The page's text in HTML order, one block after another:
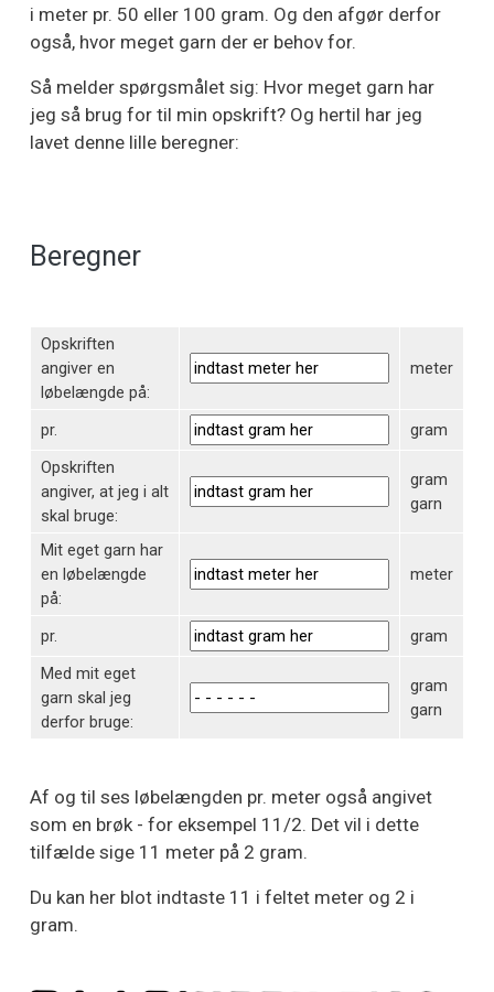
i meter pr. 50 eller 100 gram. Og den afgør derfor
også, hvor meget garn der er behov for.
Så melder spørgsmålet sig: Hvor meget garn har
jeg så brug for til min opskrift? Og hertil har jeg
lavet denne lille beregner:
Beregner
Opskriften
angiver en
løbelængde på:
meter
pr.
gram
Opskriften
angiver, at jeg i alt
skal bruge:
gram
garn
Mit eget garn har
en løbelængde
på:
meter
pr.
gram
Med mit eget
garn skal jeg
derfor bruge:
gram
garn
Af og til ses løbelængden pr. meter også angivet
som en brøk - for eksempel 11/2. Det vil i dette
tilfælde sige 11 meter på 2 gram.
Du kan her blot indtaste 11 i feltet meter og 2 i
gram.